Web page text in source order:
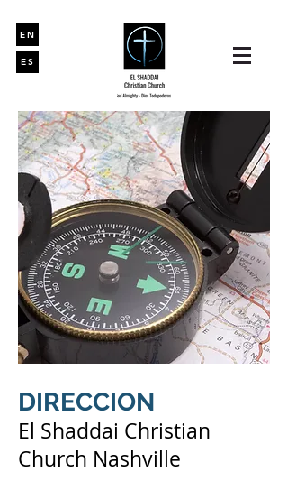
EN
ES
DIRECCION
El Shaddai Christian
Church Nashville